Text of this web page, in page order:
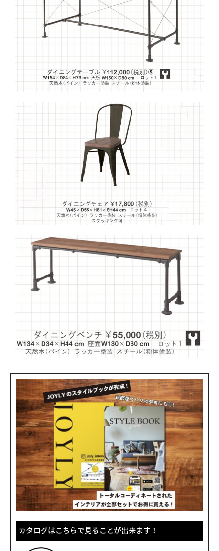
カタログはこちらで見ることが出来ます！